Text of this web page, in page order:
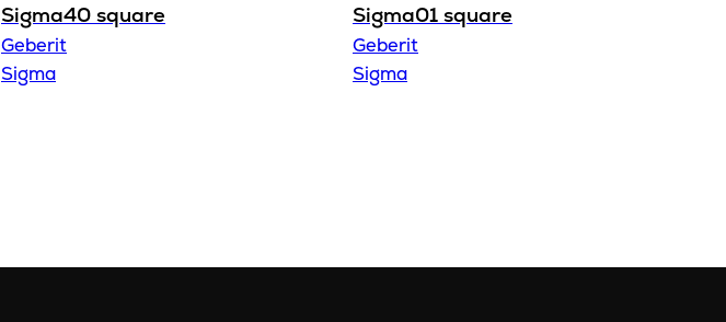
Sigma40 square
Geberit
Sigma
Sigma01 square
Geberit
Sigma